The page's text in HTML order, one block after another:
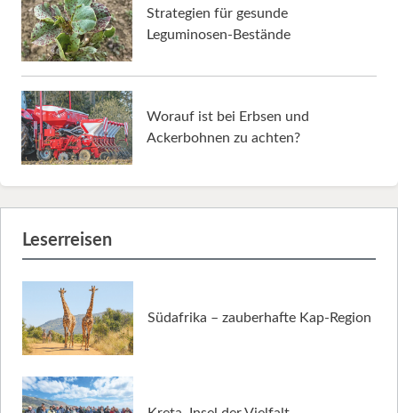
Strategien für gesunde
Leguminosen-Bestände
Worauf ist bei Erbsen und
Ackerbohnen zu achten?
Leserreisen
Südafrika – zauberhafte Kap-Region